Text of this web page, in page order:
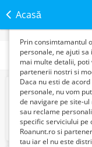
Acasă
functie de interesele
date sunt folosite
Prin consimtamantul
personale, ne ajuti
mai multe detalii,
partenerii nostri si
Daca nu esti de
personale, nu vom
de navigare pe site-
sau reclame
specific serviciului pe
Roanunt.ro si
tau iar el nu este